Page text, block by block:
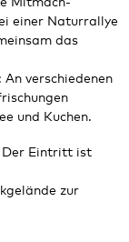
Mitmach-
einer Naturrallye
das
verschiedenen
und Kuchen.
Der Eintritt ist
zur